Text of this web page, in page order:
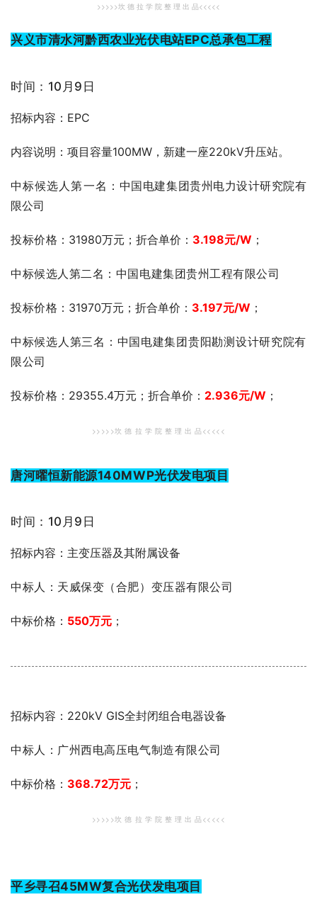
>>>>>坎 德 拉 学 院 整 理 出 品<<<<<
兴义市清水河黔西农业光伏电站EPC总承包工程
时间：10月9日
招标内容：EPC
内容说明：项目容量100MW，新建一座220kV升压站。
中标候选人第一名： 中国电建集团贵州电力设计研究院有
限公司
投标价格 ：31980万元；折合单价： 3.198元/W ；
中标候选人第二名：中国电建集团贵州工程有限公司
投标价格 ：31970万元；折合单价： 3.197元/W ；
中标候选人第三名：中国电建集团贵阳勘测设计研究院有
限公司
投标价格 ：29355.4万元；折合单价： 2.936元/W ；
>>>>>坎 德 拉 学 院 整 理 出 品<<<<<
唐河曜恒新能源140MWP光伏发电项目
时间：10月9日
招标内容：主变压器及其附属设备
中标人：天威保变（合肥）变压器有限公司
中标价格： 550万元 ；
招标内容：220kV GIS全封闭组合电器设备
中标人：广州西电高压电气制造有限公司
中标价格： 368.72万元 ；
>>>>>坎 德 拉 学 院 整 理 出 品<<<<<
平乡寻召45MW复合光伏发电项目